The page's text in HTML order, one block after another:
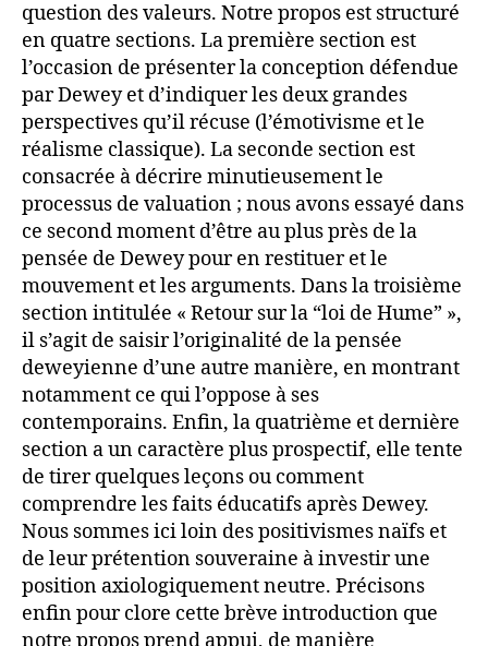
question des valeurs. Notre propos est structuré
en quatre sections. La première section est
l’occasion de présenter la conception défendue
par Dewey et d’indiquer les deux grandes
perspectives qu’il récuse (l’émotivisme et le
réalisme classique). La seconde section est
consacrée à décrire minutieusement le
processus de valuation ; nous avons essayé dans
ce second moment d’être au plus près de la
pensée de Dewey pour en restituer et le
mouvement et les arguments. Dans la troisième
section intitulée « Retour sur la “loi de Hume” »,
il s’agit de saisir l’originalité de la pensée
deweyienne d’une autre manière, en montrant
notamment ce qui l’oppose à ses
contemporains. Enfin, la quatrième et dernière
section a un caractère plus prospectif, elle tente
de tirer quelques leçons ou comment
comprendre les faits éducatifs après Dewey.
Nous sommes ici loin des positivismes naïfs et
de leur prétention souveraine à investir une
position axiologiquement neutre. Précisons
enfin pour clore cette brève introduction que